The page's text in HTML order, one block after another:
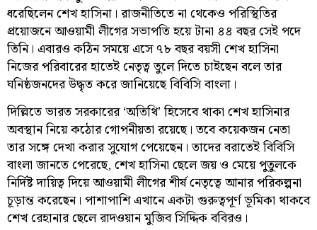
ধরেছিলেন শেখ হাসিনা। রাজনীতিতে না থেকেও পরিস্থিতির
প্রয়োজনে আওয়ামী লীগের সভাপতি হয়ে টানা ৪৪ বছর সেই পদে
তিনি। এবারও কঠিন সময়ে এসে ৭৮ বছর বয়সী শেখ হাসিনা
নিজের পরিবারের হাতেই নেতৃত্ব তুলে দিতে চাইছেন বলে তার
ঘনিষ্ঠজনদের উদ্ধৃত করে জানিয়েছে বিবিসি বাংলা।
দিল্লিতে ভারত সরকারের ‘অতিথি’ হিসেবে থাকা শেখ হাসিনার
অবস্থান নিয়ে কঠোর গোপনীয়তা রয়েছে। তবে কয়েকজন নেতা
তার সঙ্গে দেখা করার সুযোগ পেয়েছেন। তাদের বরাতেই বিবিসি
বাংলা জানতে পেরেছে, শেখ হাসিনা ছেলে জয় ও মেয়ে পুতুলকে
নির্দিষ্ট দায়িত্ব দিয়ে আওয়ামী লীগের শীর্ষ নেতৃত্বে আনার পরিকল্পনা
চূড়ান্ত করেছেন। পাশাপাশি এখানে একটা গুরুত্বপূর্ণ ভূমিকা থাকবে
শেখ রেহানার ছেলে রাদওয়ান মুজিব সিদ্দিক ববিরও।